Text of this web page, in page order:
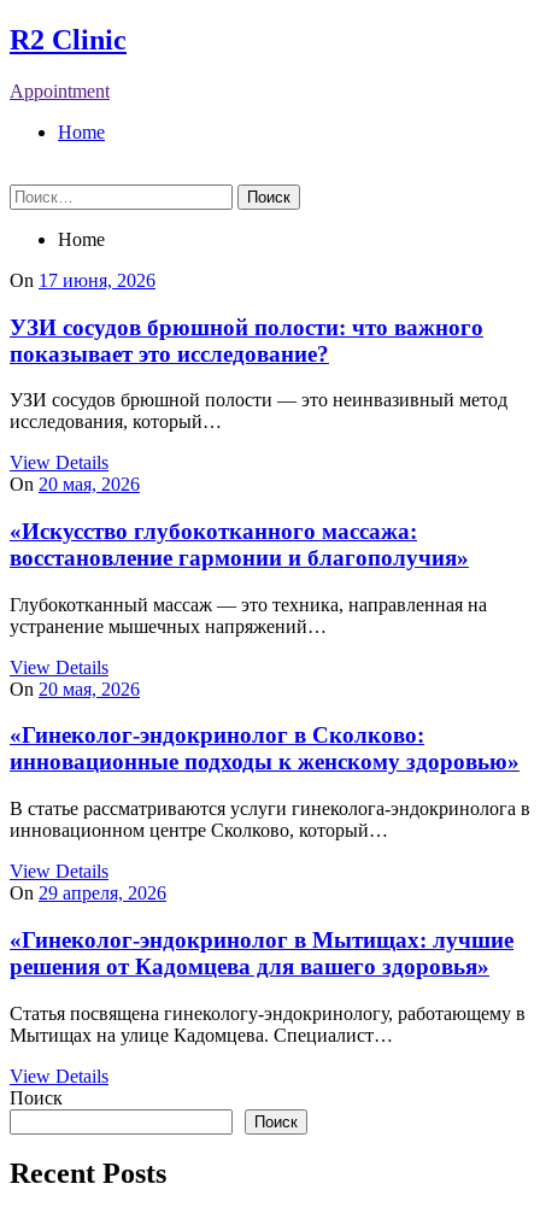
Skip
to
R2 Clinic
Appointment
Home
Найти:
Home
On 17 июня, 2026
УЗИ сосудов брюшной полости: что важного
показывает это исследование?
УЗИ сосудов брюшной полости — это неинвазивный метод
исследования, который…
View Details
On 20 мая, 2026
«Искусство глубокотканного массажа:
восстановление гармонии и благополучия»
Глубокотканный массаж — это техника, направленная на
устранение мышечных напряжений…
View Details
On 20 мая, 2026
«Гинеколог-эндокринолог в Сколково:
инновационные подходы к женскому здоровью»
В статье рассматриваются услуги гинеколога-эндокринолога в
инновационном центре Сколково, который…
View Details
On 29 апреля, 2026
«Гинеколог-эндокринолог в Мытищах: лучшие
решения от Кадомцева для вашего здоровья»
Статья посвящена гинекологу-эндокринологу, работающему в
Мытищах на улице Кадомцева. Специалист…
View Details
Поиск
Поиск
Recent Posts